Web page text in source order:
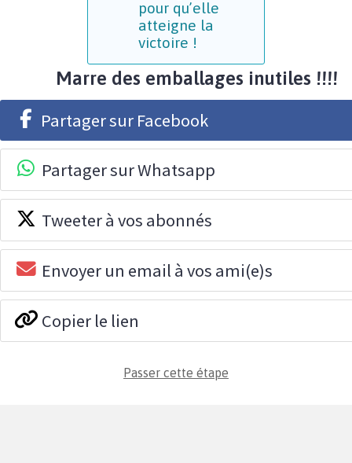
pour qu’elle
atteigne la
victoire !
Marre des emballages inutiles !!!!
Partager sur Facebook
Partager sur Whatsapp
Tweeter à vos abonnés
Envoyer un email à vos ami(e)s
Copier le lien
Passer cette étape